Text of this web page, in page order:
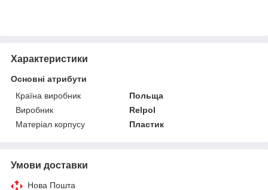
Характеристики
Основні атрибути
Країна виробник
Польща
Виробник
Relpol
Матеріал корпусу
Пластик
Умови доставки
Нова Пошта